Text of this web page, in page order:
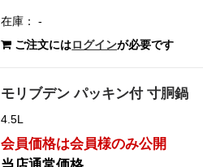
在庫： -
ご注文にはログインが必要です
モリブデン パッキン付 寸胴鍋
4.5L
会員価格は会員様のみ公開